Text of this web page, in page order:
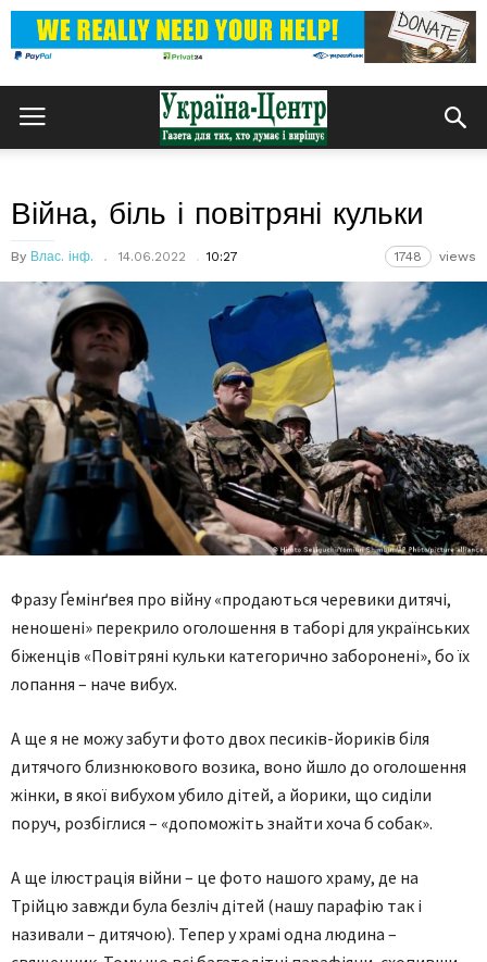
Війна, біль і повітряні кульки
By Влас. інф. 14.06.2022 10:27 1748 views
Фразу Ґемінґвея про війну «продаються черевики дитячі,
неношені» перекрило оголошення в таборі для українських
біженців «Повітряні кульки категорично заборонені», бо їх
лопання – наче вибух.
А ще я не можу забути фото двох песиків-йориків біля
дитячого близнюкового возика, воно йшло до оголошення
жінки, в якої вибухом убило дітей, а йорики, що сиділи
поруч, розбіглися – «допоможіть знайти хоча б собак».
А ще ілюстрація війни – це фото нашого храму, де на
Трійцю завжди була безліч дітей (нашу парафію так і
називали – дитячою). Тепер у храмі одна людина –